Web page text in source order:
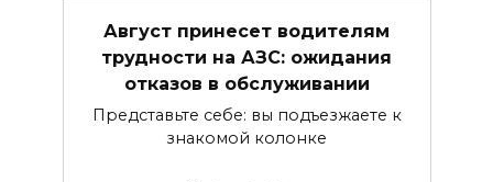
Август принесет водителям
трудности на АЗС: ожидания
отказов в обслуживании
Представьте себе: вы подъезжаете к
знакомой колонке